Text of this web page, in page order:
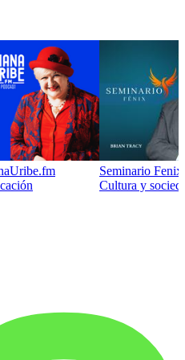
Seminario
Cultura y